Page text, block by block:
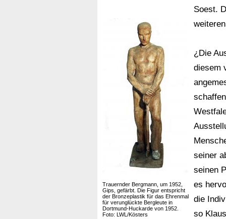
Trauernder Bergmann, um 1952,
Gips, gefärbt. Die Figur entspricht
der Bronzeplastik für das Ehrenmal
für verunglückte Bergleute in
Dortmund-Huckarde von 1952.
Foto: LWL/Kösters
Soest.
¿Die
diesem
seiner
seinen
es
die
so